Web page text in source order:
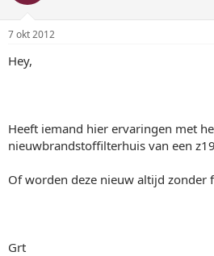
t
a
r
t
7 okt 2012
Hey,
Heeft iemand hier ervaringen met
nieuwbrandstoffilterhuis van een
Of worden deze nieuw altijd zonder
Grt